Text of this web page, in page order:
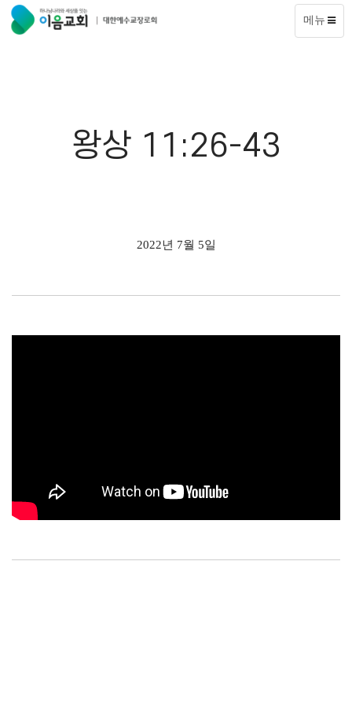
메뉴
왕상 11:26-43
2022년 7월 5일